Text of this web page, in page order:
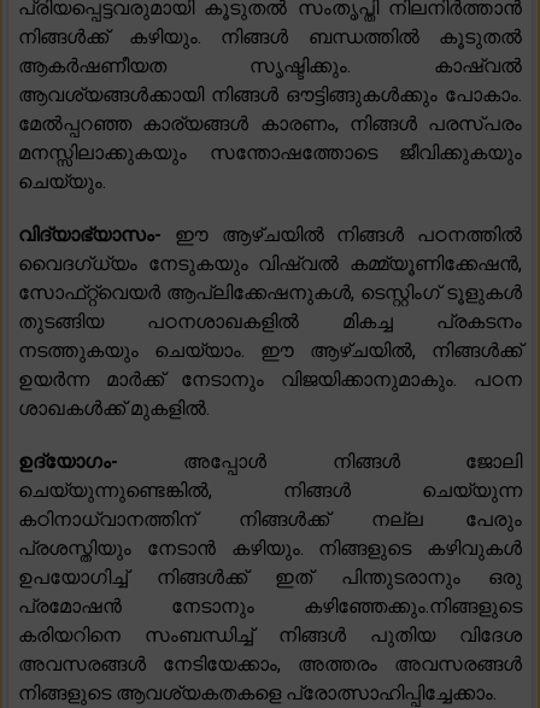
പ്രിയപ്പെട്ടവരുമായി കൂടുതൽ സംതൃപ്തി നിലനിർത്താൻ
നിങ്ങൾക്ക് കഴിയും. നിങ്ങൾ ബന്ധത്തിൽ കൂടുതൽ
ആകർഷണീയത സൃഷ്ടിക്കും. കാഷ്വൽ
ആവശ്യങ്ങൾക്കായി നിങ്ങൾ ഔട്ടിങ്ങുകൾക്കും പോകാം.
മേൽപ്പറഞ്ഞ കാര്യങ്ങൾ കാരണം, നിങ്ങൾ പരസ്പരം
മനസ്സിലാക്കുകയും സന്തോഷത്തോടെ ജീവിക്കുകയും
ചെയ്യും.
വിദ്യാഭ്യാസം- ഈ ആഴ്‌ചയിൽ നിങ്ങൾ പഠനത്തിൽ
വൈദഗ്ധ്യം നേടുകയും വിഷ്വൽ കമ്മ്യൂണിക്കേഷൻ,
സോഫ്‌റ്റ്‌വെയർ ആപ്ലിക്കേഷനുകൾ, ടെസ്റ്റിംഗ് ടൂളുകൾ
തുടങ്ങിയ പഠനശാഖകളിൽ മികച്ച പ്രകടനം
നടത്തുകയും ചെയ്യാം. ഈ ആഴ്‌ചയിൽ, നിങ്ങൾക്ക്
ഉയർന്ന മാർക്ക് നേടാനും വിജയിക്കാനുമാകും. പഠന
ശാഖകൾക്ക് മുകളിൽ.
ഉദ്യോഗം- അപ്പോൾ നിങ്ങൾ ജോലി
ചെയ്യുന്നുണ്ടെങ്കിൽ, നിങ്ങൾ ചെയ്യുന്ന
കഠിനാധ്വാനത്തിന് നിങ്ങൾക്ക് നല്ല പേരും
പ്രശസ്തിയും നേടാൻ കഴിയും. നിങ്ങളുടെ കഴിവുകൾ
ഉപയോഗിച്ച് നിങ്ങൾക്ക് ഇത് പിന്തുടരാനും ഒരു
പ്രമോഷൻ നേടാനും കഴിഞ്ഞേക്കും.നിങ്ങളുടെ
കരിയറിനെ സംബന്ധിച്ച് നിങ്ങൾ പുതിയ വിദേശ
അവസരങ്ങൾ നേടിയേക്കാം, അത്തരം അവസരങ്ങൾ
നിങ്ങളുടെ ആവശ്യകതകളെ പ്രോത്സാഹിപ്പിച്ചേക്കാം.